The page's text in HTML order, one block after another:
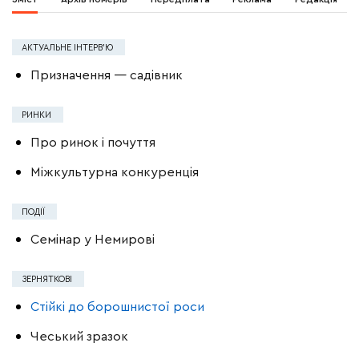
АКТУАЛЬНЕ ІНТЕРВ’Ю
Призначення — садівник
РИНКИ
Про ринок і почуття
Міжкультурна конкуренція
ПОДІЇ
Семінар у Немирові
ЗЕРНЯТКОВІ
Стійкі до борошнистої роси
Чеський зразок